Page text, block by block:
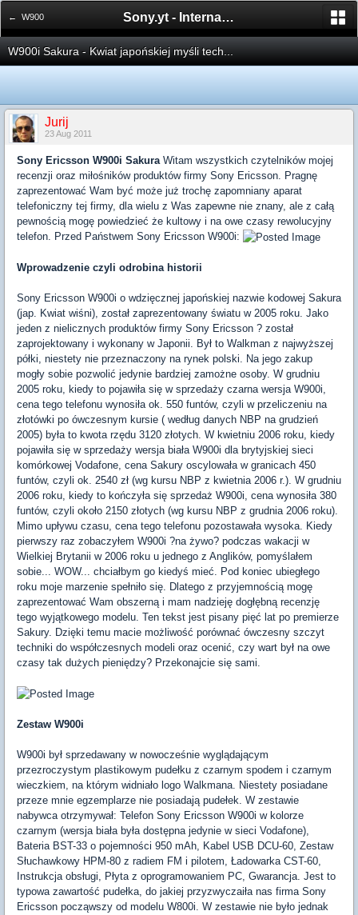
← W900 Sony.yt - International Sony Forum
W900i Sakura - Kwiat japońskiej myśli tech...
Jurij
23 Aug 2011
Sony Ericsson W900i SakuraWitam wszystkich czytelników mojej
recenzji oraz miłośników produktów firmy Sony Ericsson. Pragnę
zaprezentować Wam być może już trochę zapomniany aparat
telefoniczny tej firmy, dla wielu z Was zapewne nie znany, ale z całą
pewnością mogę powiedzieć że kultowy i na owe czasy rewolucyjny
telefon. Przed Państwem Sony Ericsson W900i:
Wprowadzenie czyli odrobina historii
Sony Ericsson W900i o wdzięcznej japońskiej nazwie kodowej Sakura
(jap. Kwiat wiśni), został zaprezentowany światu w 2005 roku. Jako
jeden z nielicznych produktów firmy Sony Ericsson ? został
zaprojektowany i wykonany w Japonii. Był to Walkman z najwyższej
półki, niestety nie przeznaczony na rynek polski. Na jego zakup
mogły sobie pozwolić jedynie bardziej zamożne osoby. W grudniu
2005 roku, kiedy to pojawiła się w sprzedaży czarna wersja W900i,
cena tego telefonu wynosiła ok. 550 funtów, czyli w przeliczeniu na
złotówki po ówczesnym kursie ( według danych NBP na grudzień
2005) była to kwota rzędu 3120 złotych. W kwietniu 2006 roku, kiedy
pojawiła się w sprzedaży wersja biała W900i dla brytyjskiej sieci
komórkowej Vodafone, cena Sakury oscylowała w granicach 450
funtów, czyli ok. 2540 zł (wg kursu NBP z kwietnia 2006 r.). W grudniu
2006 roku, kiedy to kończyła się sprzedaż W900i, cena wynosiła 380
funtów, czyli około 2150 złotych (wg kursu NBP z grudnia 2006 roku).
Mimo upływu czasu, cena tego telefonu pozostawała wysoka. Kiedy
pierwszy raz zobaczyłem W900i ?na żywo? podczas wakacji w
Wielkiej Brytanii w 2006 roku u jednego z Anglików, pomyślałem
sobie... WOW... chciałbym go kiedyś mieć. Pod koniec ubiegłego
roku moje marzenie spełniło się. Dlatego z przyjemnością mogę
zaprezentować Wam obszerną i mam nadzieję dogłębną recenzję
tego wyjątkowego modelu. Ten tekst jest pisany pięć lat po premierze
Sakury. Dzięki temu macie możliwość porównać ówczesny szczyt
techniki do współczesnych modeli oraz ocenić, czy wart był na owe
czasy tak dużych pieniędzy? Przekonajcie się sami.
Zestaw W900i
W900i był sprzedawany w nowocześnie wyglądającym
przezroczystym plastikowym pudełku z czarnym spodem i czarnym
wieczkiem, na którym widniało logo Walkmana. Niestety posiadane
przeze mnie egzemplarze nie posiadają pudełek. W zestawie
nabywca otrzymywał: Telefon Sony Ericsson W900i w kolorze
czarnym (wersja biała była dostępna jedynie w sieci Vodafone),
Bateria BST-33 o pojemności 950 mAh, Kabel USB DCU-60, Zestaw
Słuchawkowy HPM-80 z radiem FM i pilotem, Ładowarka CST-60,
Instrukcja obsługi, Płyta z oprogramowaniem PC, Gwarancja. Jest to
typowa zawartość pudełka, do jakiej przyzwyczaiła nas firma Sony
Ericsson począwszy od modelu W800i. W zestawie nie było jednak